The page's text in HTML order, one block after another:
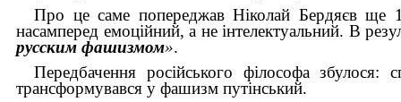
Про це саме попереджав Ніколай Бердяєв ще
насамперед емоційний, а не інтелектуальний. В
русским фашизмом».
Передбачення російського філософа
трансформувався у фашизм путінський.